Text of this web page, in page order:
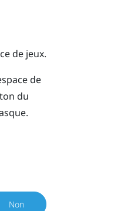
de jeux.
de
du
.
Non